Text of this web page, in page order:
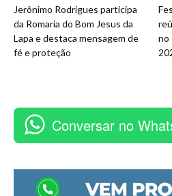
Jerônimo Rodrigues participa
da Romaria do Bom Jesus da
Lapa e destaca mensagem de
fé e proteção
no
Conversar no